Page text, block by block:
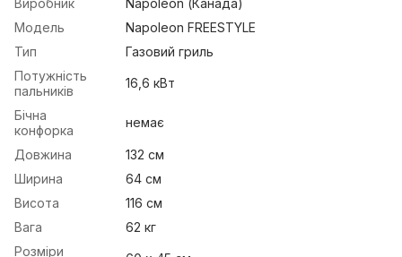
Виробник
Napoleon (Канада)
Модель
Napoleon FREESTYLE
Тип
Газовий гриль
Потужність
пальників
16,6 кВт
Бічна
конфорка
немає
Довжина
132 см
Ширина
64 см
Висота
116 см
Вага
62 кг
Розміри